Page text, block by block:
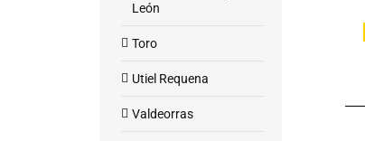
León
Toro
Utiel Requena
Valdeorras